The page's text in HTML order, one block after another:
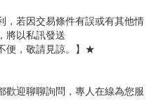
若因交易條件有誤或有其他情
將以私訊發送
便，敬請見諒。】★
歡迎聊聊詢問，專人在線為您服